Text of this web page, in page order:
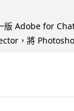
版 Adobe for
，將